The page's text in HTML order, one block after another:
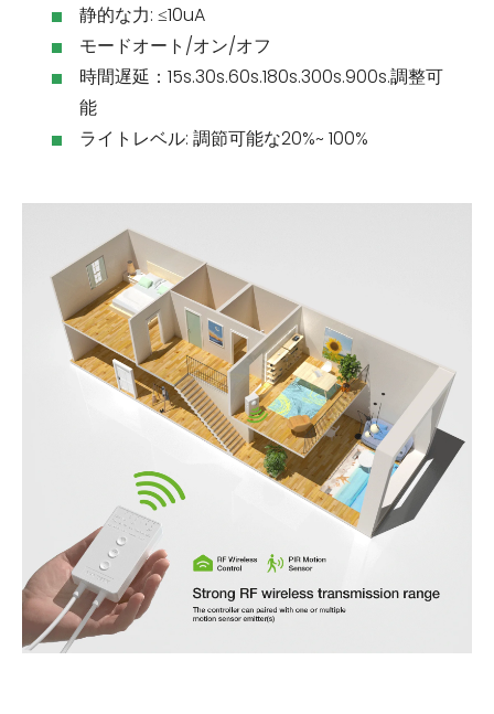
静的な力: ≤10uA
モードオート/オン/オフ
時間遅延：15s.30s.60s.180s.300s.900s.調整可
能
ライトレベル: 調節可能な20%~ 100%